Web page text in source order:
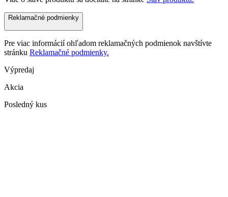
Reklamačné podmienky
Pre viac informácií ohľadom reklamačných podmienok navštívte
stránku Reklamačné podmienky.
Výpredaj
Akcia
Posledný kus